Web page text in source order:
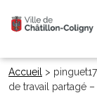
Accueil >
de travail partagé